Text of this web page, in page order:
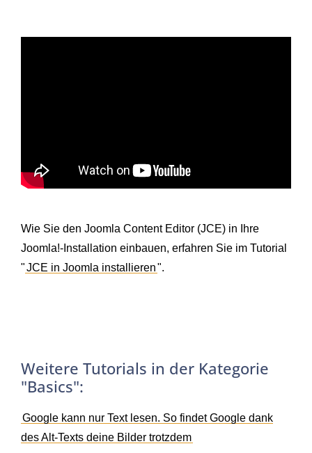
Wie Sie den Joomla Content Editor (JCE) in Ihre
Joomla!-Installation einbauen, erfahren Sie im Tutorial
"JCE in Joomla installieren".
Weitere Tutorials in der Kategorie
"Basics":
Google kann nur Text lesen. So findet Google dank
des Alt-Texts deine Bilder trotzdem